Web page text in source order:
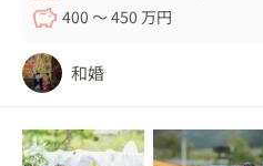
400 〜 450 万円
和婚